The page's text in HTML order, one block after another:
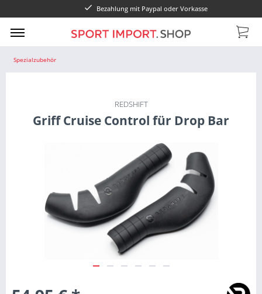
Bezahlung mit Paypal oder Vorkasse
Spezialzubehör
REDSHIFT
Griff Cruise Control für Drop Bar